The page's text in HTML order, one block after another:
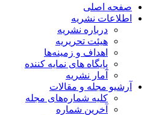
اصلی
نشریه
درباره نشریه
هیئت تحریریه
اهداف و زمینه‌ها
پایگاه های نمایه کننده
آمار نشریه
مجله و مقالات
کلیه شماره‌های مجله
آخرین شماره